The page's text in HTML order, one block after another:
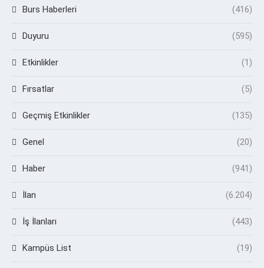
Burs Haberleri (416)
Duyuru (595)
Etkinlikler (1)
Fırsatlar (5)
Geçmiş Etkinlikler (135)
Genel (20)
Haber (941)
İlan (6.204)
İş İlanları (443)
Kampüs List (19)